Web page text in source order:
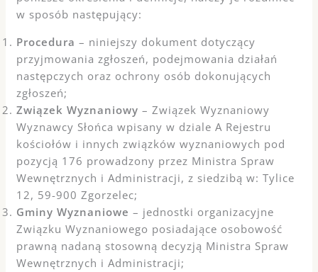
w sposób następujący:
Procedura – niniejszy dokument dotyczący
przyjmowania zgłoszeń, podejmowania działań
następczych oraz ochrony osób dokonujących
zgłoszeń;
Związek Wyznaniowy – Związek Wyznaniowy
Wyznawcy Słońca wpisany w dziale A Rejestru
kościołów i innych związków wyznaniowych pod
pozycją 176 prowadzony przez Ministra Spraw
Wewnętrznych i Administracji, z siedzibą w: Tylice
12, 59-900 Zgorzelec;
Gminy Wyznaniowe – jednostki organizacyjne
Związku Wyznaniowego posiadające osobowość
prawną nadaną stosowną decyzją Ministra Spraw
Wewnętrznych i Administracji;